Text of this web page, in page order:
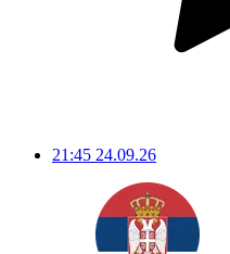
21:45 24.09.26